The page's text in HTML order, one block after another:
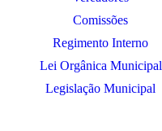
Comissões
Regimento Interno
Lei Orgânica Municipal
Legislação Municipal